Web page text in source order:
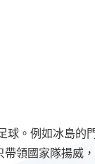
。例如冰島的
帶領國家隊揚威